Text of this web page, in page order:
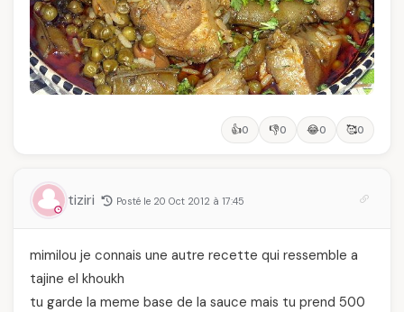
👍0 👎0 😂0 🥰0
tiziri Posté le 20 Oct 2012 à 17:45
mimilou je connais une autre recette qui ressemble a
tajine el khoukh
tu garde la meme base de la sauce mais tu prend 500